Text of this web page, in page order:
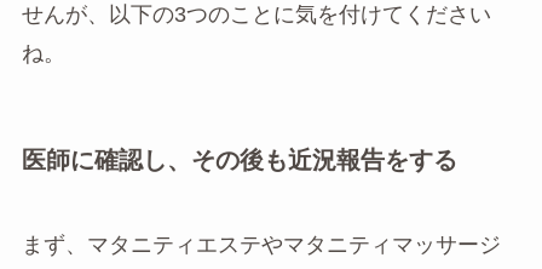
せんが、以下の3つのことに気を付けてください
ね。
医師に確認し、その後も近況報告をする
まず、マタニティエステやマタニティマッサージ